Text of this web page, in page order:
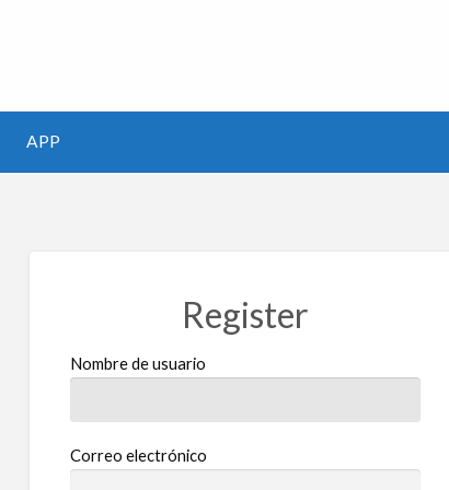
APP
Register
Nombre de usuario
Correo electrónico